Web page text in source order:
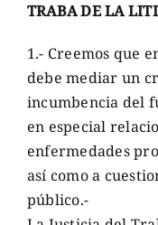
TRABA DE LA
1.- Creemos que
debe mediar un
incumbencia del
en especial
enfermedades
así como a
público.-